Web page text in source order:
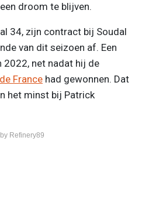
droom te blijven.
34, zijn contract bij Soudal
van dit seizoen af. Een
net nadat hij de
France had gewonnen. Dat
het minst bij Patrick
Refinery89